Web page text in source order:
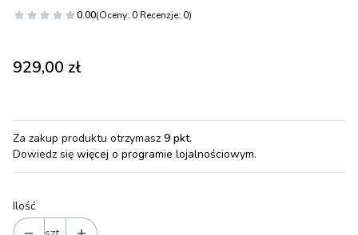
0.00(Oceny: 0 Recenzje: 0)
Cena
929,00 zł
Za zakup produktu otrzymasz 9 pkt.
Dowiedz się więcej o programie lojalnościowym.
Ilość